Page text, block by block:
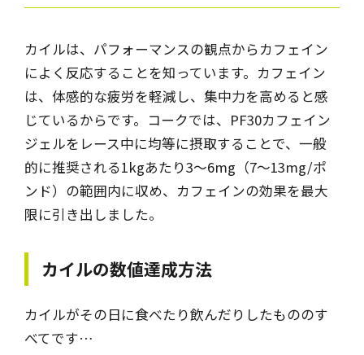
カイルは、パフォーマンスの観点からカフェイン
によく反応することを知っています。カフェイン
は、体感的な疲労を軽減し、集中力を高めると感
じているからです。コークでは、PF30カフェイン
ジェルをレース中に均等に摂取することで、一般
的に推奨される1kgあたり3～6mg（7～13mg/ポ
ンド）の範囲内に収め、カフェインの効果を最大
限に引き出しました。
カイルの数値達成方法
カイルがその日に食べたり飲んだりしたもののす
べてです…